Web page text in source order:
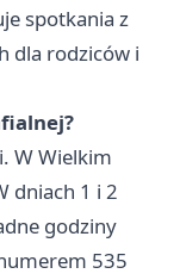
spotkania z
dla rodziców i
W Wielkim
dniach 1 i 2
godziny
535